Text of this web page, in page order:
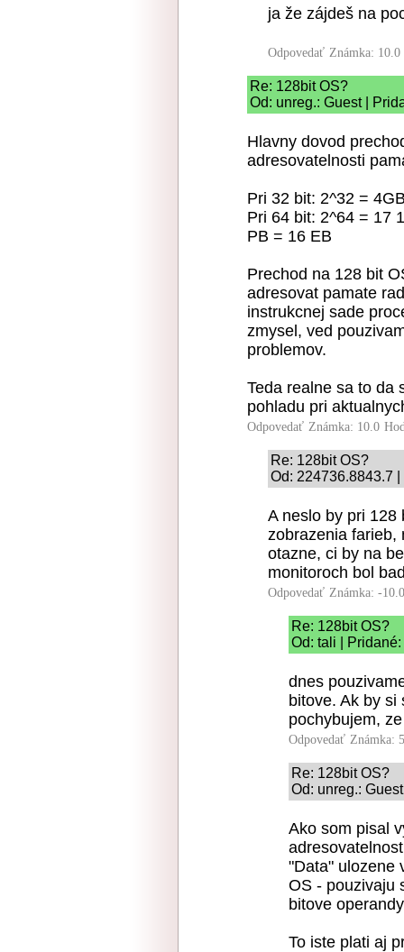
ja že zájdeš na
Odpovedať Známka: 10.0
Re: 128bit OS?
Od: unreg.: Guest |
Hlavny dovod
adresovatelnosti
Pri 32 bit: 2^32 =
Pri 64 bit: 2^64 = 17
PB = 16 EB
Prechod na 128 bit
adresovat pamate
instrukcnej sade
zmysel, ved
problemov.
Teda realne sa to da
pohladu pri
Odpovedať Známka: 10.0
Re: 128bit OS?
Od: 224736.8843.7
A neslo by pri 128
zobrazenia farieb,
otazne, ci by na
monitoroch bol
Odpovedať Známka: -10.0
Re: 128bit OS?
Od: tali |
dnes
bitove. Ak by
pochybujem,
Odpovedať Známka:
Re: 128bit OS?
Od: unreg.:
Ako som pisal
"Data" ulozene
OS - pouzivaju
bitove
To iste plati aj